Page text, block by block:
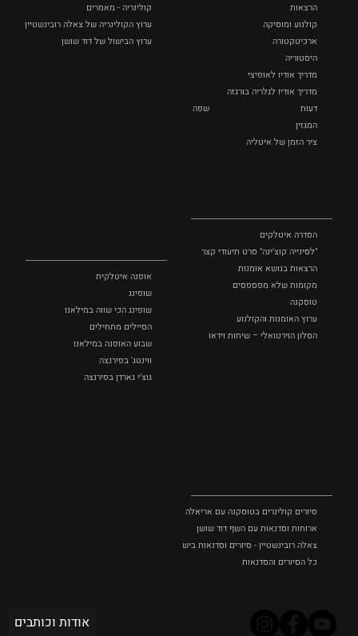
הרצאות
קולנוע ומוסיקה
ארכיטקטורה
היסטוריה
מדריך אודיו לאופיצי
מדריך אודיו לגלריה בורגזה
דעות
שפה
המגזין
ציר הזמן של איטליה
קולינריה - מאמרים
ערוץ הקולינריה של צאלה רובינשטיין
ערוץ הבישול של דוד שושן
הסדרה איטלקים
"לסינייה קוצ'ינה" סרט תיעודי קצר
הרצאות בנושא אומנות
מקומות שלא מפספסים
טוסקנה
ערוץ האומנות והקולנוע
הסלון הוירטואלי – שיחות וידאו
אופנה איטלקית
שופינג
שופינג הכי שווה במילאנו
הסיילים מתחילים
שבוע האופנה במילאנו
ווינטג' בפירנצה
גוצ'י גארדן בפירנצה
סיורים קולינרים בטוסקנה עם אריאלה בנקיר
ארוחות וסדנאות עם השף דוד שושן
צאלה רובינשטיין - סיורים וסדנאות בישול בטוסקנה
כל הסיורים והסדנאות
אודות וכותבים